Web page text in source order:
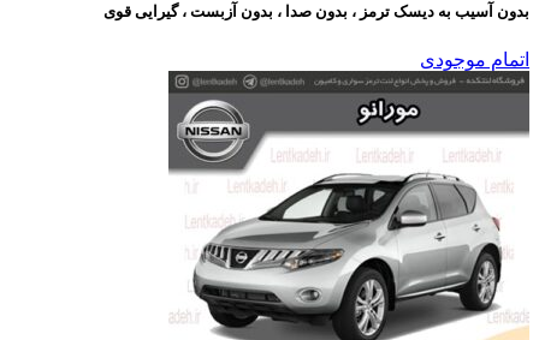
بدون آسیب به دیسک ترمز ، بدون صدا ، بدون آزبست ، گیرایی قوی​
اتمام موجودی